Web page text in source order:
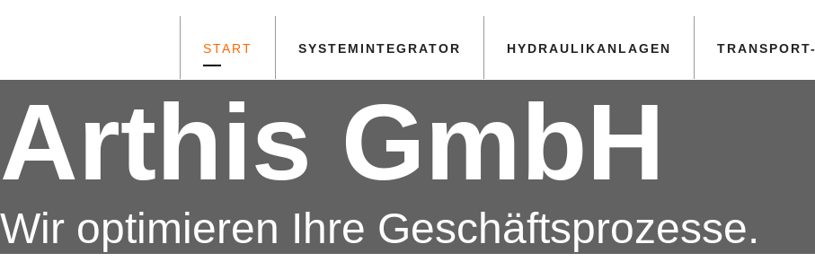
START SYSTEMINTEGRATOR HYDRAULIKANLAGEN
Arthis GmbH
Wir optimieren Ihre Geschäftsprozesse.